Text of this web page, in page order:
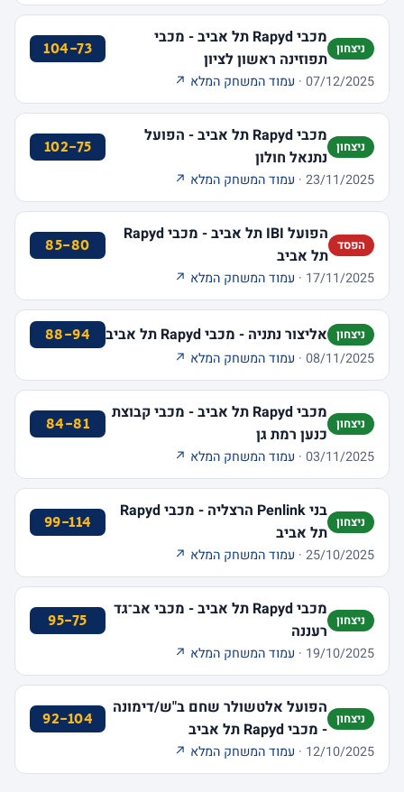
ניצחון
מכבי Rapyd תל אביב - מכבי
תפוזינה ראשון לציון
104-73
07/12/2025 · עמוד המשחק המלא ↗
ניצחון
מכבי Rapyd תל אביב - הפועל
נתנאל חולון
102-75
23/11/2025 · עמוד המשחק המלא ↗
הפסד
הפועל IBI תל אביב - מכבי Rapyd
תל אביב
85-80
17/11/2025 · עמוד המשחק המלא ↗
ניצחון אליצור נתניה - מכבי Rapyd תל אביב 88-94
08/11/2025 · עמוד המשחק המלא ↗
ניצחון
מכבי Rapyd תל אביב - מכבי קבוצת
כנען רמת גן
84-81
03/11/2025 · עמוד המשחק המלא ↗
ניצחון
בני Penlink הרצליה - מכבי Rapyd
תל אביב
99-114
25/10/2025 · עמוד המשחק המלא ↗
ניצחון
מכבי Rapyd תל אביב - מכבי אב־גד
רעננה
95-75
19/10/2025 · עמוד המשחק המלא ↗
ניצחון
הפועל אלטשולר שחם ב"ש/דימונה
- מכבי Rapyd תל אביב
92-104
12/10/2025 · עמוד המשחק המלא ↗